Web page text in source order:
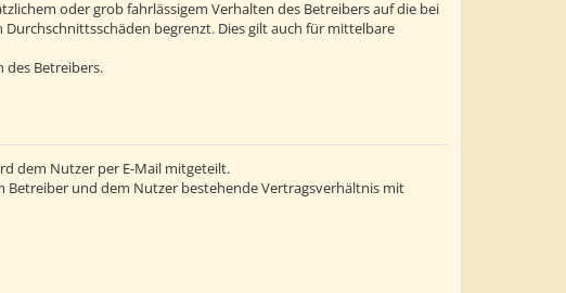
oder grob fahrlässigem Verhalten des Betreibers auf die bei
begrenzt. Dies gilt auch für mittelbare
des Betreibers.
dem Nutzer per E-Mail mitgeteilt.
Betreiber und dem Nutzer bestehende Vertragsverhältnis mit